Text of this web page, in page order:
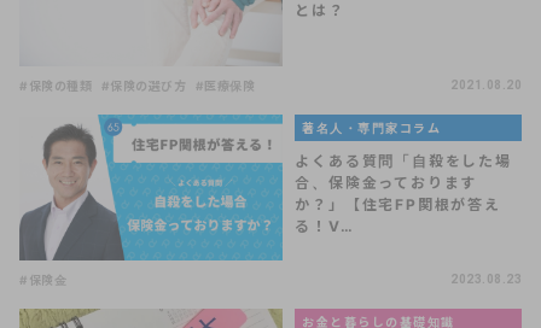
とは？
#保険の種類 #保険の選び方 #医療保険 2021.08.20
著名人・専門家コラム
よくある質問「自殺をした場
合、保険金っております
か？」【住宅FP関根が答え
る！V…
#保険金 2023.08.23
お金と暮らしの基礎知識